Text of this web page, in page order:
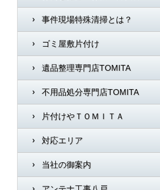
事件現場特殊清掃とは？
ゴミ屋敷片付け
遺品整理専門店TOMITA
不用品処分専門店TOMITA
片付けやＴＯＭＩＴＡ
対応エリア
当社の御案内